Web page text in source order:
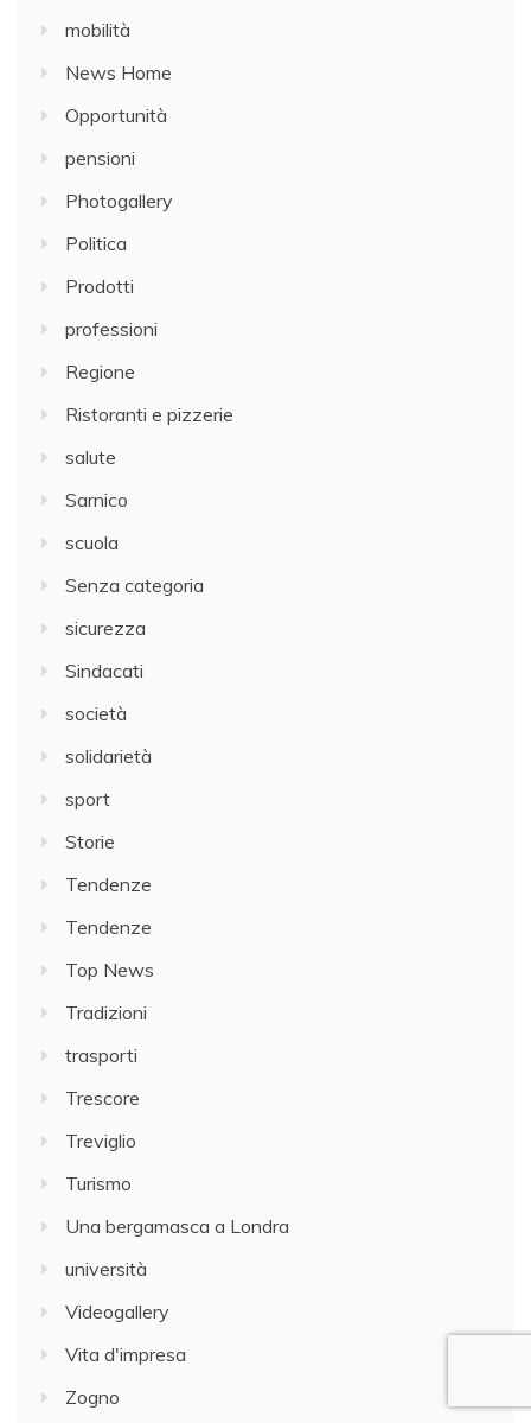
mobilità
News Home
Opportunità
pensioni
Photogallery
Politica
Prodotti
professioni
Regione
Ristoranti e pizzerie
salute
Sarnico
scuola
Senza categoria
sicurezza
Sindacati
società
solidarietà
sport
Storie
Tendenze
Tendenze
Top News
Tradizioni
trasporti
Trescore
Treviglio
Turismo
Una bergamasca a Londra
università
Videogallery
Vita d'impresa
Zogno